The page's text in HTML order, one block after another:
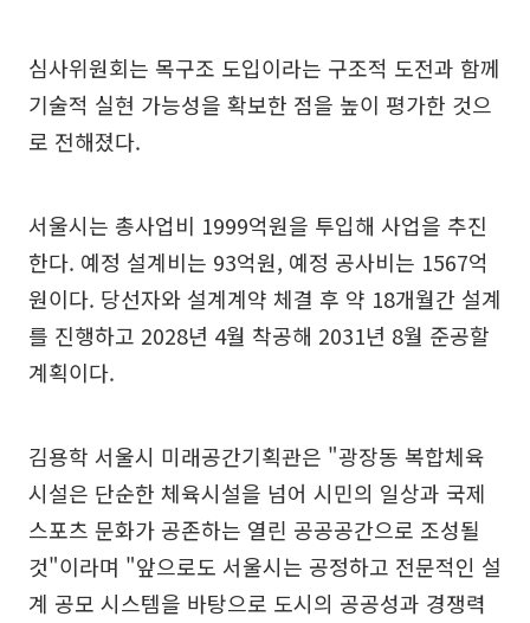
심사위원회는 목구조 도입이라는 구조적 도전과 함께
기술적 실현 가능성을 확보한 점을 높이 평가한 것으
로 전해졌다.
서울시는 총사업비 1999억원을 투입해 사업을 추진
한다. 예정 설계비는 93억원, 예정 공사비는 1567억
원이다. 당선자와 설계계약 체결 후 약 18개월간 설계
를 진행하고 2028년 4월 착공해 2031년 8월 준공할
계획이다.
김용학 서울시 미래공간기획관은 "광장동 복합체육
시설은 단순한 체육시설을 넘어 시민의 일상과 국제
스포츠 문화가 공존하는 열린 공공공간으로 조성될
것"이라며 "앞으로도 서울시는 공정하고 전문적인 설
계 공모 시스템을 바탕으로 도시의 공공성과 경쟁력